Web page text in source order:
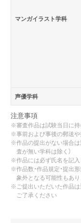
マンガイラスト学科
声優学科
注意事項
※審査作品は試験当日に
※事前および事後の郵送
※作品の提出がない場合
査が無い学科は除く）
※作品には必ず氏名を記
※作品数・作品規定・提出
象外となる可能性もあ
※ ご提出いただいた作品
ご了承ください